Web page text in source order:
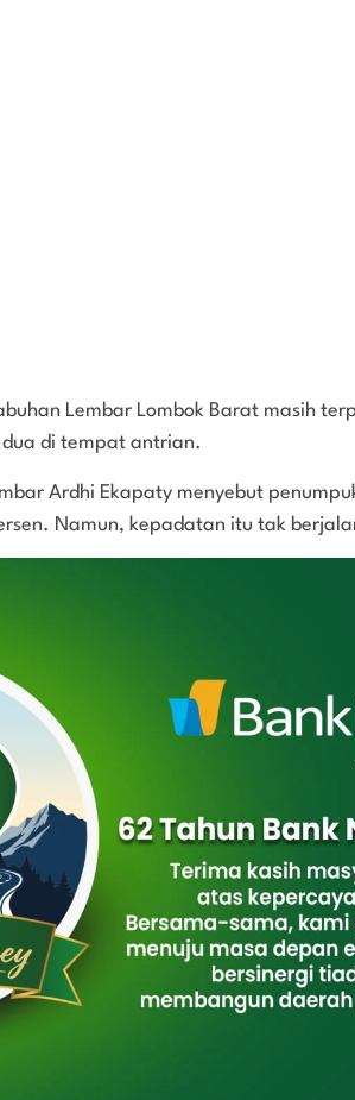
Lembar Lombok Barat masih
di tempat antrian.
Ardhi Ekapaty menyebut
Namun, kepadatan itu tak